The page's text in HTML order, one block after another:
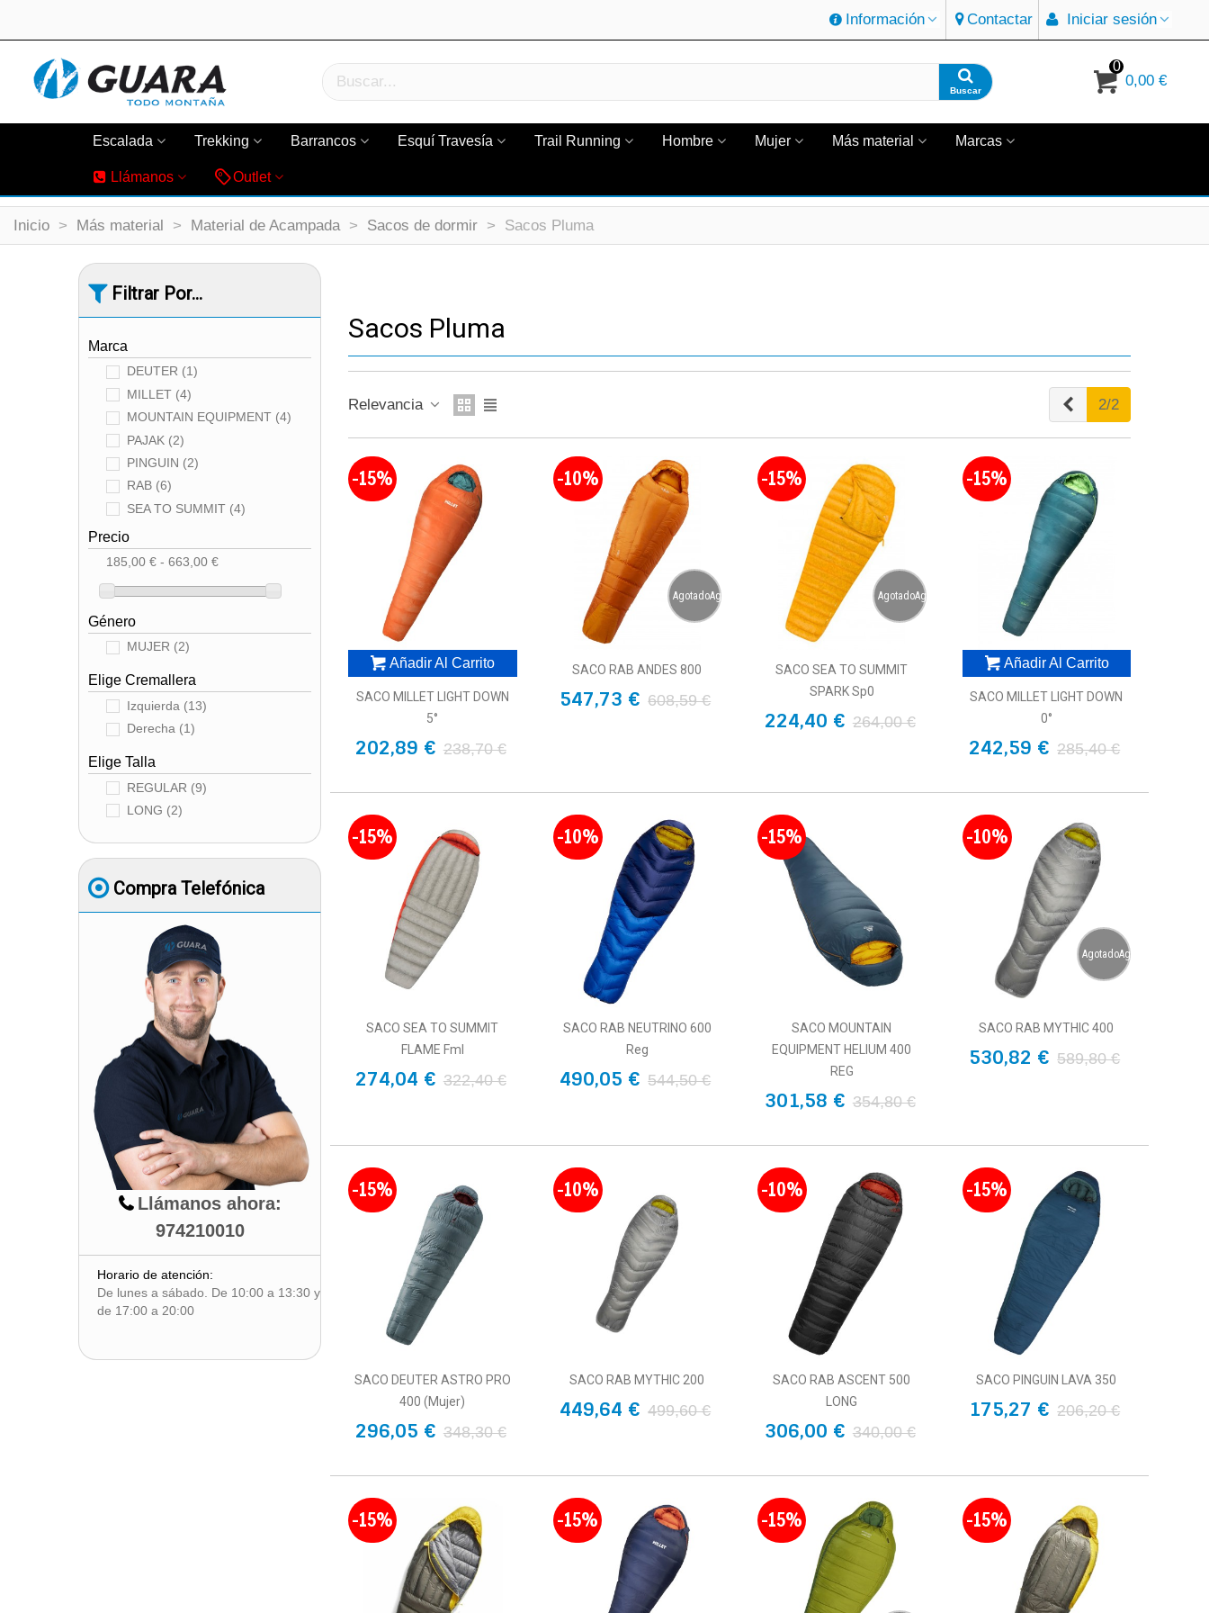
Información Contactar Iniciar sesión
Buscar
0
0,00 €
Escalada Trekking Barrancos Esquí Travesía Trail Running Hombre Mujer Más material Marcas
Llámanos Outlet
Inicio > Más material > Material de Acampada > Sacos de dormir > Sacos Pluma
Filtrar Por...
Marca
DEUTER (1)
MILLET (4)
MOUNTAIN EQUIPMENT (4)
PAJAK (2)
PINGUIN (2)
RAB (6)
SEA TO SUMMIT (4)
Precio
185,00 € - 663,00 €
Género
MUJER (2)
Elige Cremallera
Izquierda (13)
Derecha (1)
Elige Talla
REGULAR (9)
LONG (2)
Compra Telefónica
Llámanos ahora:
974210010
Horario de atención:
De lunes a sábado. De 10:00 a 13:30 y
de 17:00 a 20:00
Sacos Pluma
Relevancia Anterior
2/2
-15%
Añadir Al Carrito
SACO MILLET LIGHT DOWN
5°
202,89 € 238,70 €
AgotadoAgotado
-10%
SACO RAB ANDES 800
547,73 € 608,59 €
AgotadoAgotado
-15%
SACO SEA TO SUMMIT
SPARK Sp0
224,40 € 264,00 €
-15%
Añadir Al Carrito
SACO MILLET LIGHT DOWN
0°
242,59 € 285,40 €
-15%
SACO SEA TO SUMMIT
FLAME FmI
274,04 € 322,40 €
-10%
SACO RAB NEUTRINO 600
Reg
490,05 € 544,50 €
-15%
SACO MOUNTAIN
EQUIPMENT HELIUM 400
REG
301,58 € 354,80 €
AgotadoAgotado
-10%
SACO RAB MYTHIC 400
530,82 € 589,80 €
-15%
SACO DEUTER ASTRO PRO
400 (Mujer)
296,05 € 348,30 €
-10%
SACO RAB MYTHIC 200
449,64 € 499,60 €
-10%
SACO RAB ASCENT 500
LONG
306,00 € 340,00 €
-15%
SACO PINGUIN LAVA 350
175,27 € 206,20 €
-15% -15% -15% -15%